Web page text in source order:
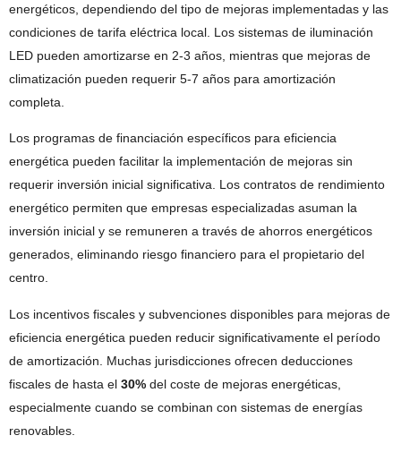
energéticos, dependiendo del tipo de mejoras implementadas y las
condiciones de tarifa eléctrica local. Los sistemas de iluminación
LED pueden amortizarse en 2-3 años, mientras que mejoras de
climatización pueden requerir 5-7 años para amortización
completa.
Los programas de financiación específicos para eficiencia
energética pueden facilitar la implementación de mejoras sin
requerir inversión inicial significativa. Los contratos de rendimiento
energético permiten que empresas especializadas asuman la
inversión inicial y se remuneren a través de ahorros energéticos
generados, eliminando riesgo financiero para el propietario del
centro.
Los incentivos fiscales y subvenciones disponibles para mejoras de
eficiencia energética pueden reducir significativamente el período
de amortización. Muchas jurisdicciones ofrecen deducciones
fiscales de hasta el 30% del coste de mejoras energéticas,
especialmente cuando se combinan con sistemas de energías
renovables.